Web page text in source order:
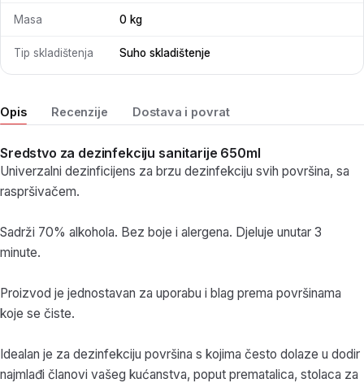
Opis Recenzije Dostava i povrat
Sredstvo za dezinfekciju sanitarije 650ml
Univerzalni dezinficijens za brzu dezinfekciju svih površina, sa
raspršivačem.
Sadrži 70% alkohola. Bez boje i alergena. Djeluje unutar 3
minute.
Proizvod je jednostavan za uporabu i blag prema površinama
koje se čiste.
Idealan je za dezinfekciju površina s kojima često dolaze u dodir
najmlađi članovi vašeg kućanstva, poput prematalica, stolaca za
Masa 0 kg
Tip skladištenja Suho skladištenje